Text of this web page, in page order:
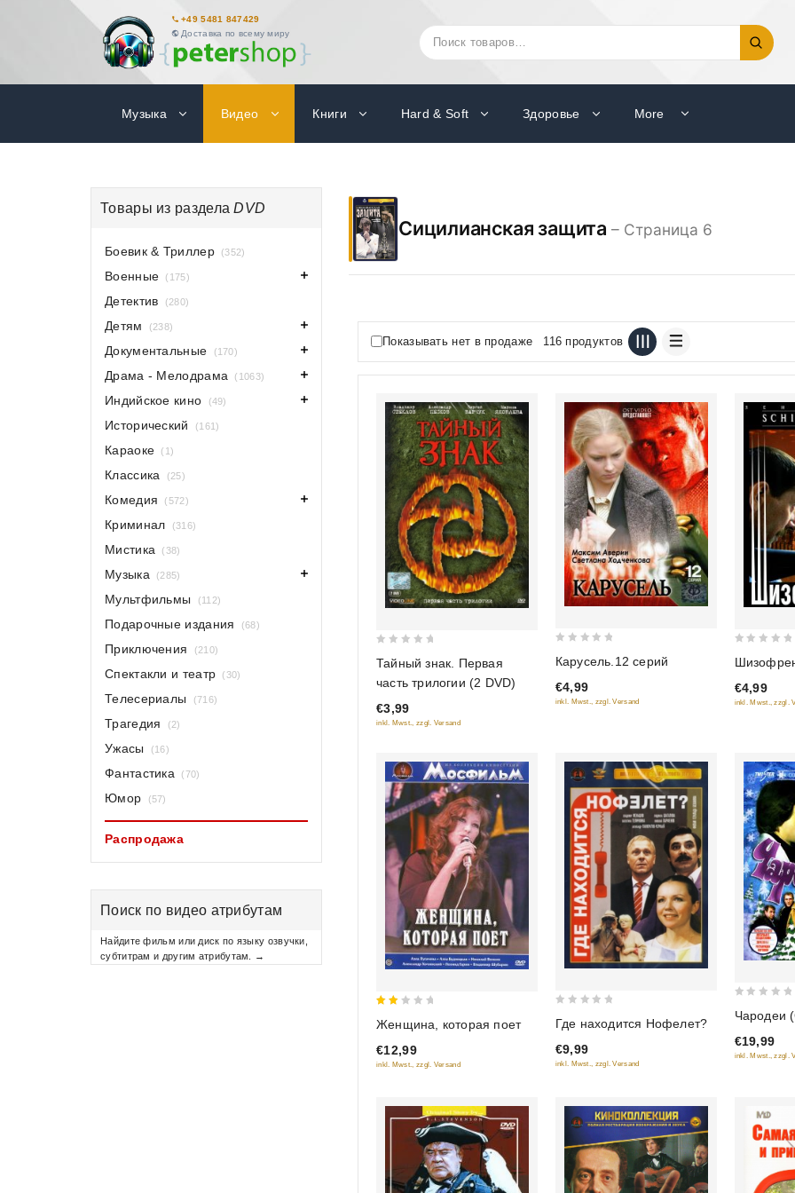
+49 5481 847429
Доставка по всему миру
Искать:
Музыка Видео Книги Hard & Soft Здоровье More
Сицилианская защита – Страница 6
Показывать нет в продаже 116 продуктов
of
5
Тайный знак. Первая
часть трилогии (2 DVD)
€3,99
inkl. Mwst., zzgl. Versand
out
of
5
Карусель.12 серий
€4,99
inkl. Mwst., zzgl. Versand
of
5
€4,99
inkl. Mwst., zzgl.
of
5
Женщина, которая поет
€12,99
inkl. Mwst., zzgl. Versand
out
of
5
Где находится Нофелет?
€9,99
inkl. Mwst., zzgl. Versand
out
of
5
Чародеи
€19,99
inkl. Mwst., zzgl.
Товары из разделаDVD
Боевик & Триллер (352)
Военные (175)
Детектив (280)
Детям (238)
Документальные (170)
Драма - Мелодрама (1063)
Индийское кино (49)
Исторический (161)
Караоке (1)
Классика (25)
Комедия (572)
Криминал (316)
Мистика (38)
Музыка (285)
Мультфильмы (112)
Подарочные издания (68)
Приключения (210)
Спектакли и театр (30)
Телесериалы (716)
Трагедия (2)
Ужасы (16)
Фантастика (70)
Юмор (57)
Распродажа
Поиск по видео атрибутам
Найдите фильм или диск по языку озвучки,
субтитрам и другим атрибутам. →